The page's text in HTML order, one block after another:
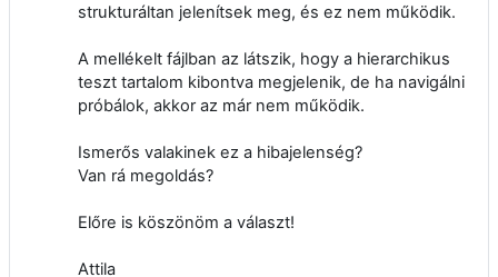
strukturáltan jelenítsek meg, és ez nem működik.
A mellékelt fájlban az látszik, hogy a hierarchikus
teszt tartalom kibontva megjelenik, de ha navigálni
próbálok, akkor az már nem működik.
Ismerős valakinek ez a hibajelenség?
Van rá megoldás?
Előre is köszönöm a választ!
Attila